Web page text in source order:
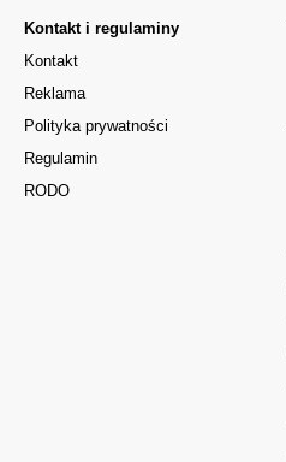
Kontakt i regulaminy
Kontakt
Reklama
Polityka prywatności
Regulamin
RODO